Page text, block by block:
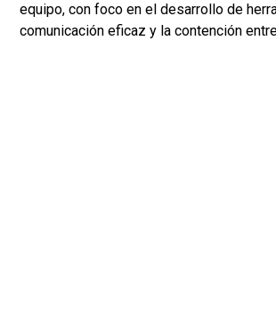
equipo, con foco en el desarrollo de
comunicación eficaz y la contención